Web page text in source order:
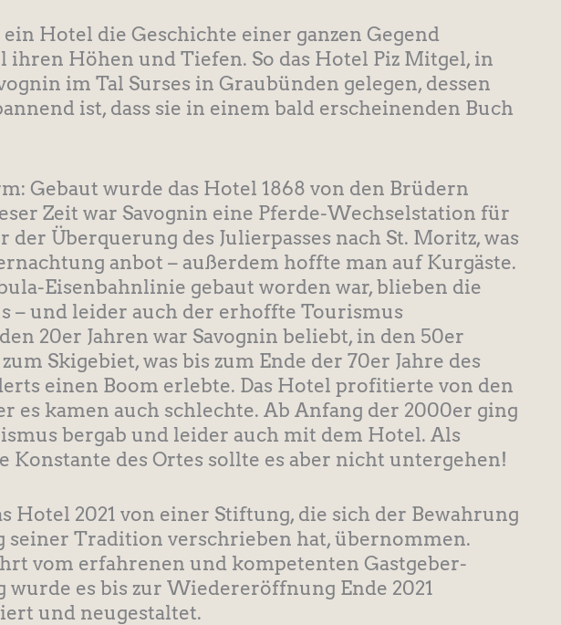
Hotel die Geschichte einer ganzen Gegend
ihren Höhen und Tiefen. So das Hotel Piz Mitgel, in
im Tal Surses in Graubünden gelegen, dessen
ist, dass sie in einem bald erscheinenden Buch
Gebaut wurde das Hotel 1868 von den Brüdern
Zeit war Savognin eine Pferde-Wechselstation für
der Überquerung des Julierpasses nach St. Moritz, was
anbot – außerdem hoffte man auf Kurgäste.
Eisenbahnlinie gebaut worden war, blieben die
– und leider auch der erhoffte Tourismus
20er Jahren war Savognin beliebt, in den 50er
Skigebiet, was bis zum Ende der 70er Jahre des
einen Boom erlebte. Das Hotel profitierte von den
es kamen auch schlechte. Ab Anfang der 2000er ging
bergab und leider auch mit dem Hotel. Als
Konstante des Ortes sollte es aber nicht untergehen!
Hotel 2021 von einer Stiftung, die sich der Bewahrung
Tradition verschrieben hat, übernommen.
vom erfahrenen und kompetenten Gastgeber-
wurde es bis zur Wiedereröffnung Ende 2021
und neugestaltet.